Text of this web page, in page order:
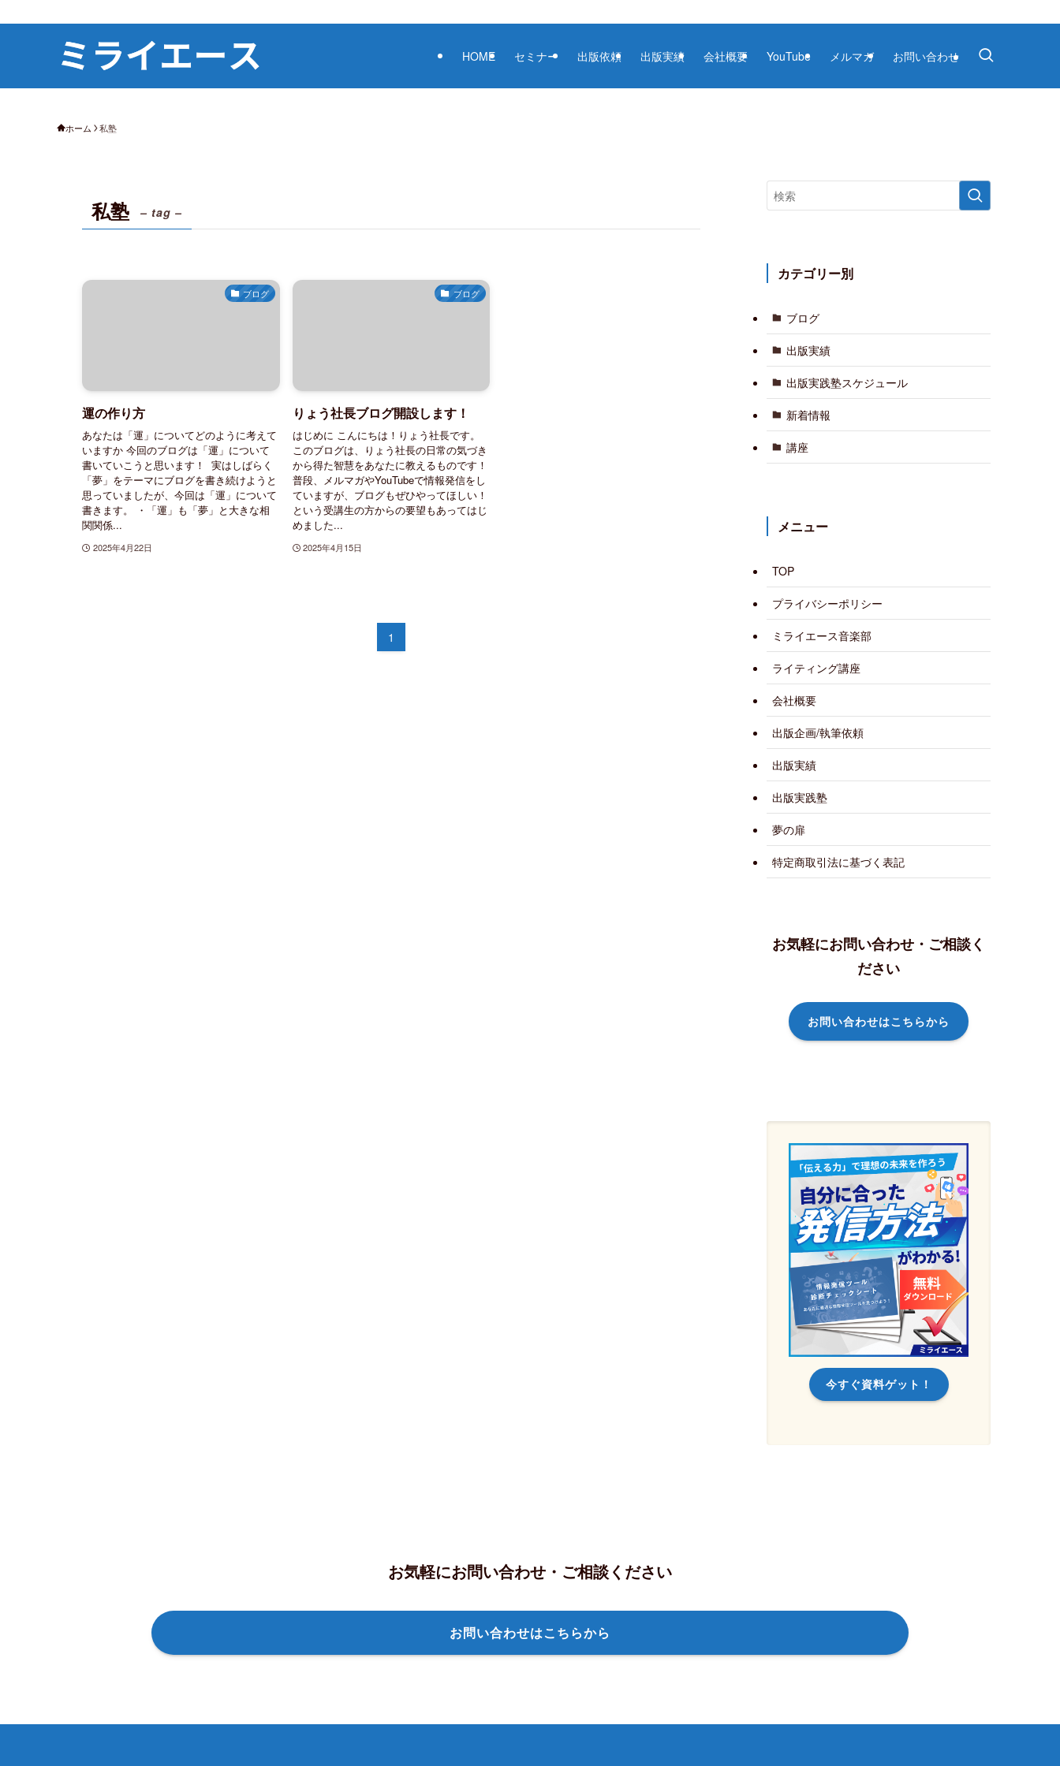
HOME セミナー 出版依頼 出版実績 会社概要 YouTube メルマガ お問い合わせ
ホーム 私塾
私塾 – tag –
ブログ
運の作り方
あなたは「運」についてどのように考えて
いますか 今回のブログは「運」について
書いていこうと思います！ 実はしばらく
「夢」をテーマにブログを書き続けようと
思っていましたが、今回は「運」について
書きます。 ・「運」も「夢」と大きな相
関関係...
2025年4月22日
ブログ
りょう社長ブログ開設します！
はじめに こんにちは！りょう社長です。
このブログは、りょう社長の日常の気づき
から得た智慧をあなたに教えるものです！
普段、メルマガやYouTubeで情報発信をし
ていますが、ブログもぜひやってほしい！
という受講生の方からの要望もあってはじ
めました...
2025年4月15日
1
カテゴリー別
ブログ
出版実績
出版実践塾スケジュール
新着情報
講座
メニュー
TOP
プライバシーポリシー
ミライエース音楽部
ライティング講座
会社概要
出版企画/執筆依頼
出版実績
出版実践塾
夢の扉
特定商取引法に基づく表記
お気軽にお問い合わせ・ご相談く
ださい
お問い合わせはこちらから
今すぐ資料ゲット！
お気軽にお問い合わせ・ご相談ください
お問い合わせはこちらから